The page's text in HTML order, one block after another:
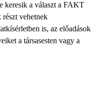
keresik a választ a FAKT
részt vehetnek
is, az előadások
a társasesten vagy a